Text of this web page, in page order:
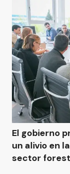
El gobierno
un alivio en
sector